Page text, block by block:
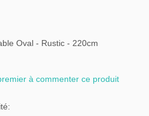
Oval - Rustic - 220cm
à commenter ce produit